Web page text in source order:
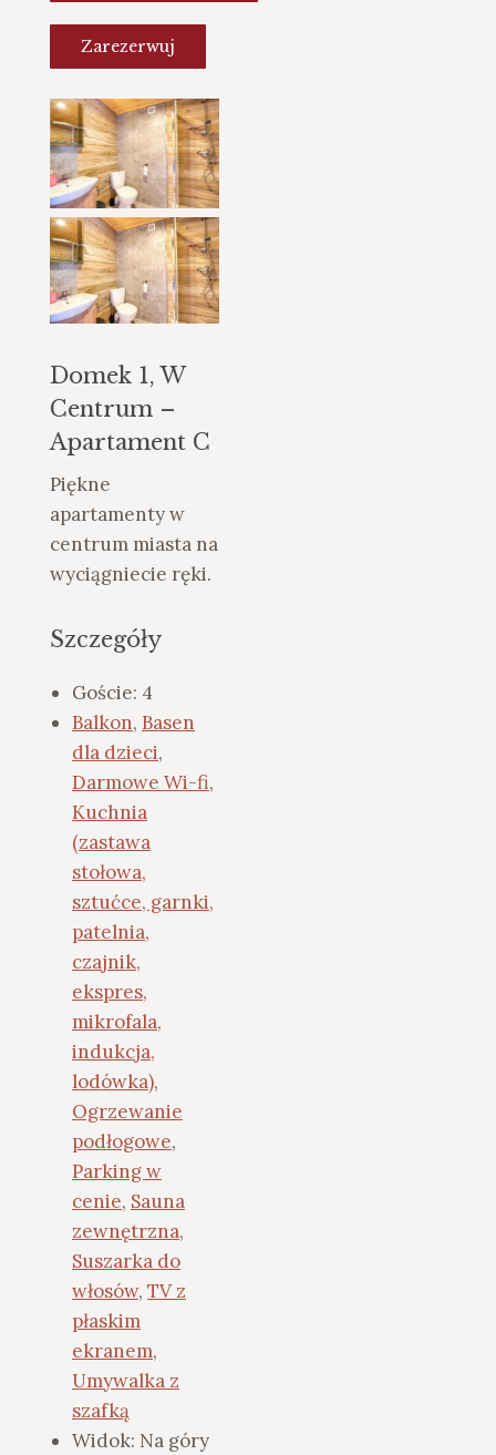
Zarezerwuj
Domek 1, W
Centrum –
Apartament C
Piękne
apartamenty w
centrum miasta na
wyciągniecie ręki.
Szczegóły
Goście: 4
Balkon, Basen
dla dzieci,
Darmowe Wi-fi,
Kuchnia
(zastawa
stołowa,
sztućce, garnki,
patelnia,
czajnik,
ekspres,
mikrofala,
indukcja,
lodówka),
Ogrzewanie
podłogowe,
Parking w
cenie, Sauna
zewnętrzna,
Suszarka do
włosów, TV z
płaskim
ekranem,
Umywalka z
szafką
Widok: Na góry